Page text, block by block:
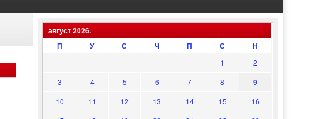
август 2026.
П
У С Ч П С Н
1
2
3
4 5 6 7 8 9
10 11 12 13 14 15
16